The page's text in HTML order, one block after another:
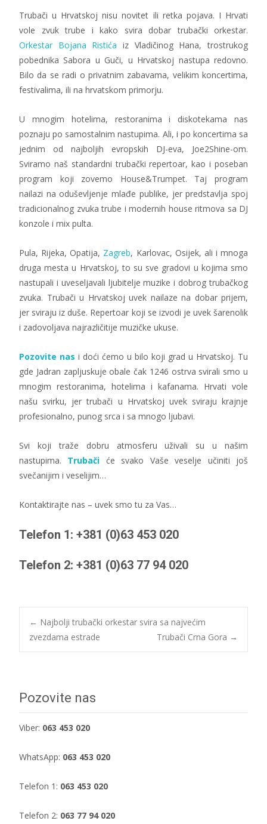
Trubači u Hrvatskoj nisu novitet ili retka pojava. I Hrvati
vole zvuk trube i kako svira dobar trubački orkestar.
Orkestar Bojana Ristića iz Vladičinog Hana, trostrukog
pobednika Sabora u Guči, u Hrvatskoj nastupa redovno.
Bilo da se radi o privatnim zabavama, velikim koncertima,
festivalima, ili na hrvatskom primorju.
U mnogim hotelima, restoranima i diskotekama nas
poznaju po samostalnim nastupima. Ali, i po koncertima sa
jednim od najboljih evropskih DJ-eva, Joe2Shine-om.
Sviramo naš standardni trubački repertoar, kao i poseban
program koji zovemo House&Trumpet. Taj program
nailazi na oduševljenje mlađe publike, jer predstavlja spoj
tradicionalnog zvuka trube i modernih house ritmova sa DJ
konzole i mix pulta.
Pula, Rijeka, Opatija, Zagreb, Karlovac, Osijek, ali i mnoga
druga mesta u Hrvatskoj, to su sve gradovi u kojima smo
nastupali i uveseljavali ljubitelje muzike i dobrog trubačkog
zvuka. Trubači u Hrvatskoj uvek nailaze na dobar prijem,
jer sviraju iz duše. Repertoar koji se izvodi je uvek šarenolik
i zadovoljava najrazličitije muzičke ukuse.
Pozovite nas i doći ćemo u bilo koji grad u Hrvatskoj. Tu
gde Jadran zapljuskuje obale čak 1246 ostrva svirali smo u
mnogim restoranima, hotelima i kafanama. Hrvati vole
našu svirku, jer trubači u Hrvatskoj uvek sviraju krajnje
profesionalno, punog srca i sa mnogo ljubavi.
Svi koji traže dobru atmosferu uživali su u našim
nastupima. Trubači će svako Vaše veselje učiniti još
svečanijim i veselijim…
Kontaktirajte nas – uvek smo tu za Vas…
Telefon 1: +381 (0)63 453 020
Telefon 2: +381 (0)63 77 94 020
Post
← Najbolji trubački orkestar svira sa najvećim
zvezdama estrade
Trubači Crna Gora →
Pozovite nas
Viber: 063 453 020
WhatsApp: 063 453 020
Telefon 1: 063 453 020
Telefon 2: 063 77 94 020